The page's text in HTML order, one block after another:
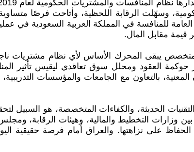
وسهّلت الرقابة اللحظية، وأتاحت فرصًا
للمنافسة في المملكة العربية السعودية في
قيمة مقابل المال.
يبقى المحرك الأساس لأي نظام مشتريات
العقود ومحلل سوق تعاقدي ليقيس تأثير
بالتعاون مع الجامعات والمؤسسات
الحديثة، والكفاءات المتخصصة، هو السبيل
التخطيط والمالية، وهيئات الرقابة،
على نزاهتها. والعراق أمام فرصة حقيقية